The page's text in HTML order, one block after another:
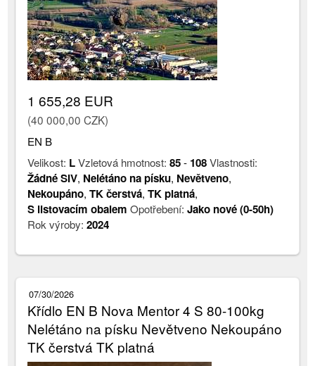
1 655,28 EUR
(40 000,00 CZK)
EN B
Velikost: LVzletová hmotnost:85- 108Vlastnosti:
Žádné SIV, Nelétáno na písku, Nevětveno,
Nekoupáno,TK čerstvá,TK platná,
S listovacím obalem Opotřebení:Jako nové (0-50h)
Rok výroby:2024
07/30/2026
Křídlo EN B Nova Mentor 4 S 80-100kg
Nelétáno na písku Nevětveno Nekoupáno
TK čerstvá TK platná